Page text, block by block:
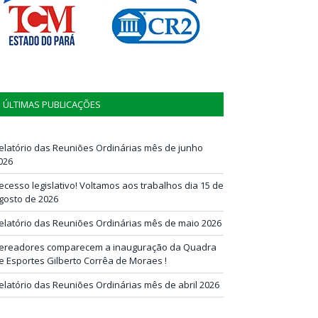
ÚLTIMAS PUBLICAÇÕES
das Reuniões Ordinárias mês de junho
legislativo! Voltamos aos trabalhos dia 15 de
de 2026
das Reuniões Ordinárias mês de maio 2026
comparecem a inauguração da Quadra
Esportes Gilberto Corrêa de Moraes !
das Reuniões Ordinárias mês de abril 2026